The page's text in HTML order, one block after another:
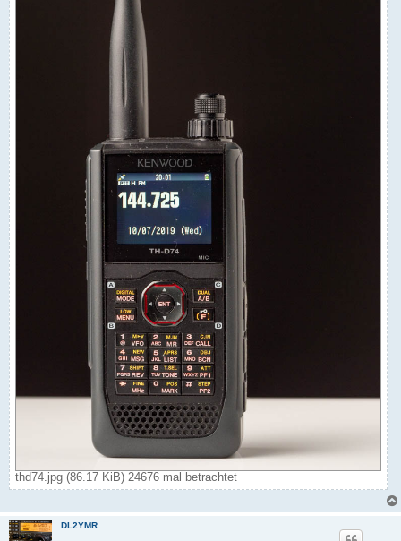
thd74.jpg (86.17 KiB) 24676 mal betrachtet
DL2YMR